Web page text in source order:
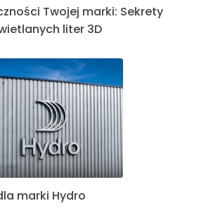
Twojej marki: Sekrety
liter 3D
marki Hydro